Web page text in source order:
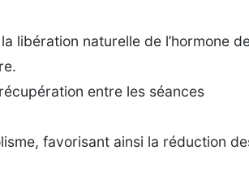
libération naturelle de l’hormone
entre les séances
favorisant ainsi la réduction